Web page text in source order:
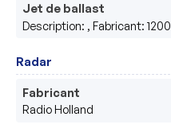
Jet de ballast
Description: , Fabricant: 1200
Radar
Fabricant
Radio Holland